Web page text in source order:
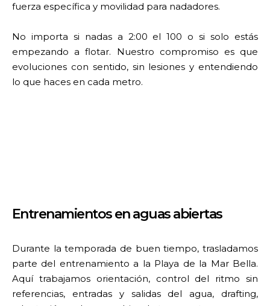
fuerza específica y movilidad para nadadores.
No importa si nadas a 2:00 el 100 o si solo estás
empezando a flotar. Nuestro compromiso es que
evoluciones con sentido, sin lesiones y entendiendo
lo que haces en cada metro.
Entrenamientos en aguas abiertas
Durante la temporada de buen tiempo, trasladamos
parte del entrenamiento a la Playa de la Mar Bella.
Aquí trabajamos orientación, control del ritmo sin
referencias, entradas y salidas del agua, drafting,